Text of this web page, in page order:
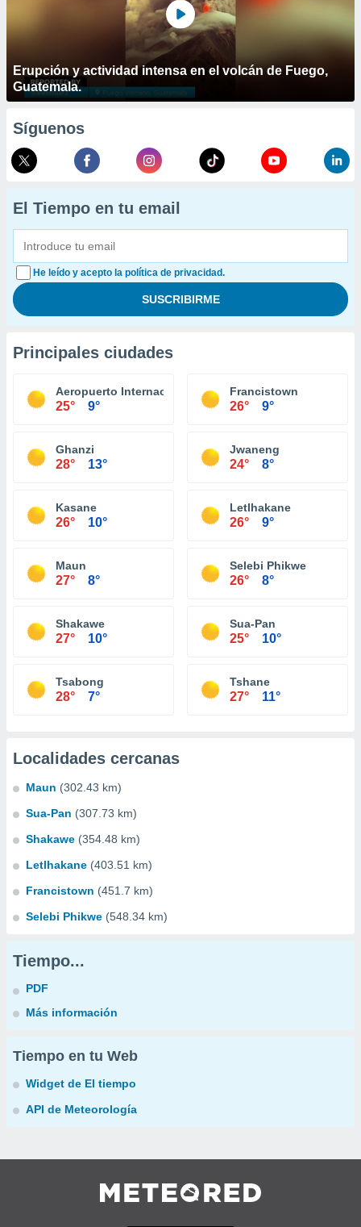
Erupción y actividad intensa en el volcán de Fuego,
Guatemala.
Síguenos
El Tiempo en tu email
He leído y acepto la política de privacidad.
Principales ciudades
Aeropuerto Internacional Sir Seretse Khama
25° 9°
Francistown
26° 9°
Ghanzi
28° 13°
Jwaneng
24° 8°
Kasane
26° 10°
Letlhakane
26° 9°
Maun
27° 8°
Selebi Phikwe
26° 8°
Shakawe
27° 10°
Sua-Pan
25° 10°
Tsabong
28° 7°
Tshane
27° 11°
Localidades cercanas
Maun (302.43 km)
Sua-Pan (307.73 km)
Shakawe (354.48 km)
Letlhakane (403.51 km)
Francistown (451.7 km)
Selebi Phikwe (548.34 km)
Tiempo...
PDF
Más información
Tiempo en tu Web
Widget de El tiempo
API de Meteorología